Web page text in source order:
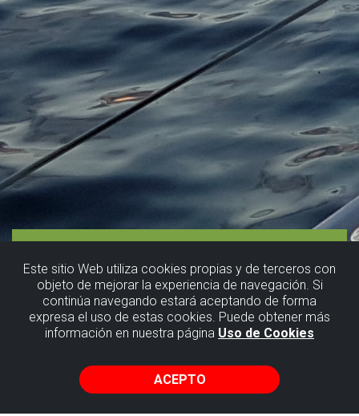
Este sitio Web utiliza cookies propias y de terceros con
objeto de mejorar la experiencia de navegación. Si
continúa navegando estará aceptando de forma
expresa el uso de estas cookies. Puede obtener más
información en nuestra página Uso de Cookies
ACEPTO